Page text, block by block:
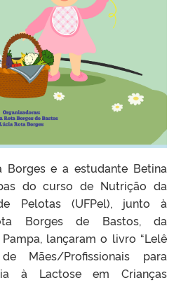
Borges e a estudante Betina
do curso de Nutrição da
Pelotas (UFPel), junto à
Borges de Bastos, da
lançaram o livro “Lelê
Mães/Profissionais para
à Lactose em Crianças